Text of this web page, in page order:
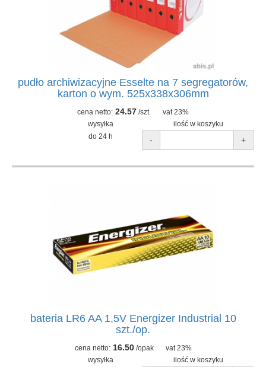
pudło archiwizacyjne Esselte na 7 segregatorów,
karton o wym. 525x338x306mm
cena netto: 24.57 /szt.
vat 23%
wysyłka
ilość w koszyku
do 24 h
- +
bateria LR6 AA 1,5V Energizer Industrial 10
szt./op.
cena netto: 16.50/opak
vat 23%
wysyłka
ilość w koszyku